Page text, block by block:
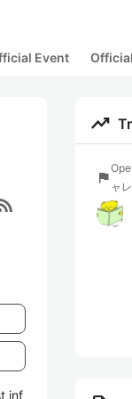
Event
rss_feed
inf
trending_up
flag
ャ